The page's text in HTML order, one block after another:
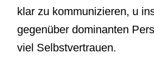
klar zu kommunizieren, u
gegenüber dominanten
viel Selbstvertrauen.